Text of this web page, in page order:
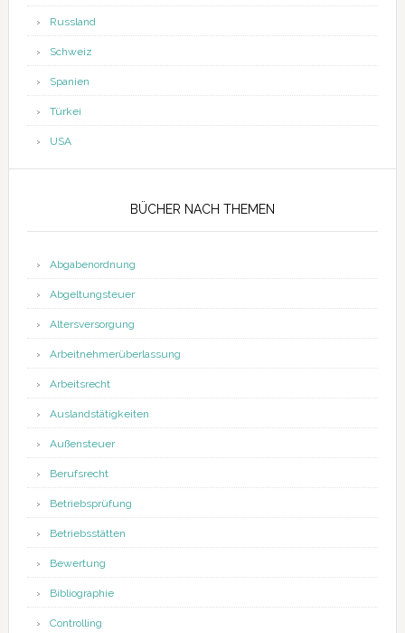
Russland
Schweiz
Spanien
Türkei
USA
BÜCHER NACH THEMEN
Abgabenordnung
Abgeltungsteuer
Altersversorgung
Arbeitnehmerüberlassung
Arbeitsrecht
Auslandstätigkeiten
Außensteuer
Berufsrecht
Betriebsprüfung
Betriebsstätten
Bewertung
Bibliographie
Controlling